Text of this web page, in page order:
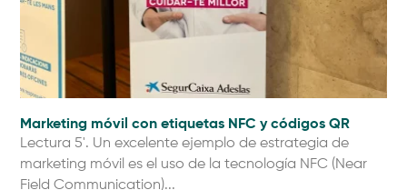
Marketing móvil con etiquetas NFC y códigos QR
Lectura 5'. Un excelente ejemplo de estrategia de
marketing móvil es el uso de la tecnología NFC (Near
Field Communication)...